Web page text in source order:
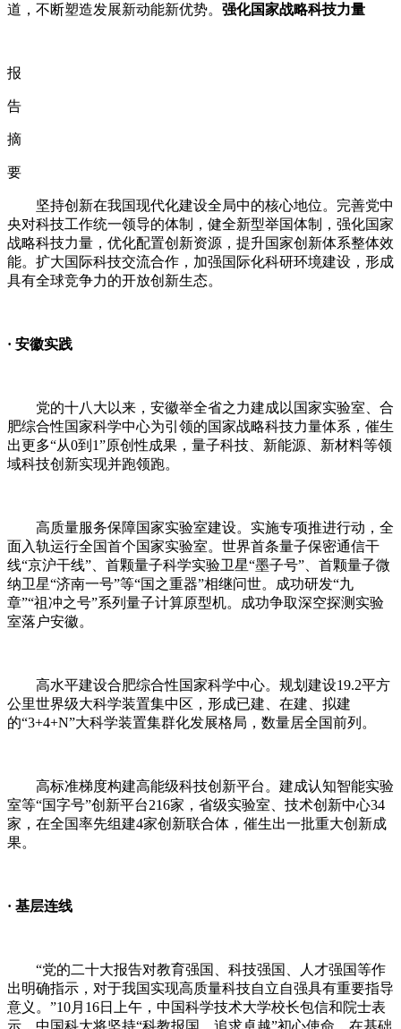
道，不断塑造发展新动能新优势。 强化国家战略科技力量
报
告
摘
要
坚持创新在我国现代化建设全局中的核心地位。完善党中
央对科技工作统一领导的体制，健全新型举国体制，强化国家
战略科技力量，优化配置创新资源，提升国家创新体系整体效
能。扩大国际科技交流合作，加强国际化科研环境建设，形成
具有全球竞争力的开放创新生态。
· 安徽实践
党的十八大以来，安徽举全省之力建成以国家实验室、合
肥综合性国家科学中心为引领的国家战略科技力量体系，催生
出更多“从0到 1”原创性成果，量子科技、新能源、新材料等领
域科技创新实现并跑领跑。
高质量服务保障国家实验室建设。实施专项推进行动，全
面入轨运行全国首个国家实验室。世界首条量子保密通信干
线“京沪干线” 、首颗量子科学实验卫星“墨子号” 、首颗量子微
纳卫星“济南一号”等“国之重器”相继问世。成功研发“九
章”“祖冲之号”系列量子计算原型机。成功争取深空探测实验
室落户安徽。
高水平建设合肥综合性国家科学中心。规划建设19.2平方
公里世界级大科学装置集中区，形成已建、在建、拟建
的“3+4+N”大科学装置集群化发展格局，数量居全国前列。
高标准梯度构建高能级科技创新平台。建成认知智能实验
室等“国字号”创新平台216家，省级实验室、技术创新中心34
家，在全国率先组建4家创新联合体，催生出一批重大创新成
果。
· 基层连线
“党的二十大报告对教育强国、科技强国、人才强国等作
出明确指示，对于我国实现高质量科技自立自强具有重要指导
意义。 ”10月 16日上午，中国科学技术大学校长包信和院士表
示，中国科大将坚持“科教报国、追求卓越”初心使命，在基础